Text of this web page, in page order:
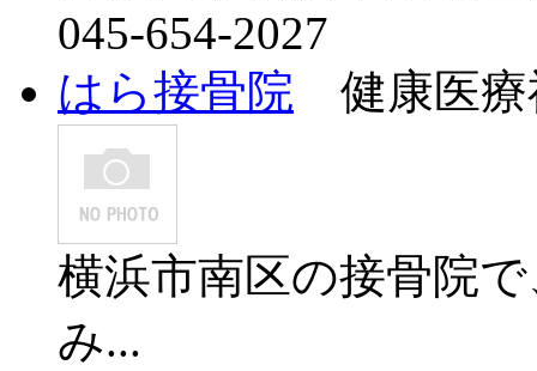
045-654-2027
はら接骨院 健康医療
横浜市南区の接骨院
み...